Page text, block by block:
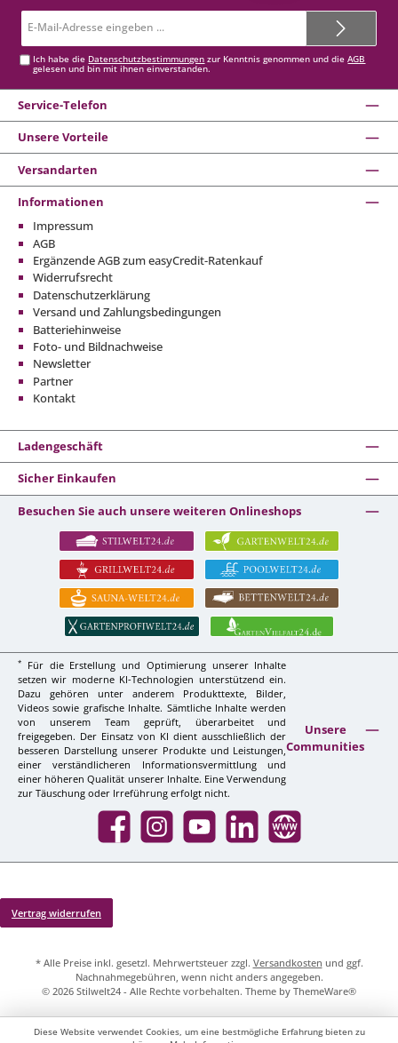
Mail-
Ich habe die Datenschutzbestimmungen zur Kenntnis genommen und dieAGB
gelesen und bin mit ihnen einverstanden.
Service-Telefon
Unsere Vorteile
Versandarten
Informationen
Impressum
AGB
Ergänzende AGB zum easyCredit-Ratenkauf
Widerrufsrecht
Datenschutzerklärung
Versand und Zahlungsbedingungen
Batteriehinweise
Foto- und Bildnachweise
Newsletter
Partner
Kontakt
Ladengeschäft
Sicher Einkaufen
Besuchen Sie auch unsere weiteren Onlineshops
*
Für die Erstellung und Optimierung unserer Inhalte
setzen wir moderne KI-Technologien unterstützend ein.
Dazu gehören unter anderem Produkttexte, Bilder,
Videos sowie grafische Inhalte. Sämtliche Inhalte werden
von unserem Team geprüft, überarbeitet und
freigegeben. Der Einsatz von KI dient ausschließlich der
besseren Darstellung unserer Produkte und Leistungen,
einer verständlicheren Informationsvermittlung und
einer höheren Qualität unserer Inhalte. Eine Verwendung
zur Täuschung oder Irreführung erfolgt nicht.
Unsere
Communities
Facebook InstagramYouTube LinkedIn Website
Vertrag widerrufen
* Alle Preise inkl. gesetzl. Mehrwertsteuer zzgl. Versandkosten und ggf.
Nachnahmegebühren, wenn nicht anders angegeben.
© 2026 Stilwelt24 - Alle Rechte vorbehalten. Theme by ThemeWare®
Diese Website verwendet Cookies, um eine bestmögliche Erfahrung bieten zu